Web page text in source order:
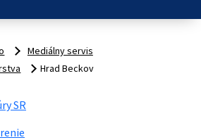
Mediálny servis
Hrad Beckov
SR